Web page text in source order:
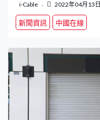
i-Cable 2022年04月13日
新聞資訊 中國在線